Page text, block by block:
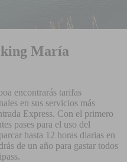
María
encontrarás tarifas
en sus servicios más
Express. Con el primero
pases para el uso del
hasta 12 horas diarias en
de un año para gastar todos